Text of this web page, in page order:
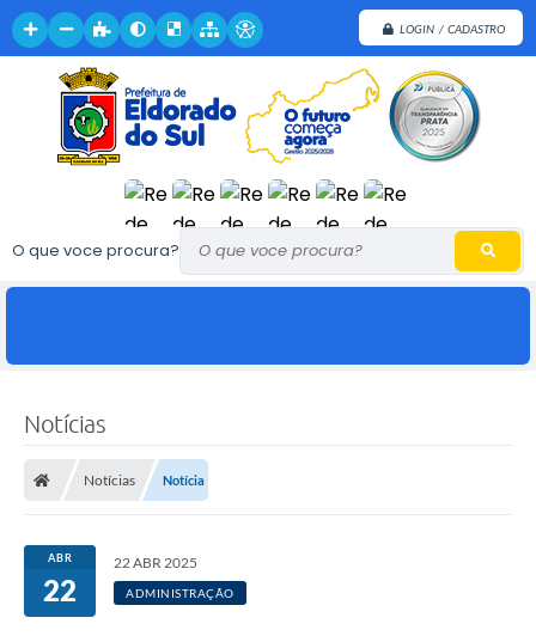
LOGIN / CADASTRO
O que voce procura?
Notícias
Notícias Notícia
ABR
22
22 ABR 2025
ADMINISTRAÇÃO